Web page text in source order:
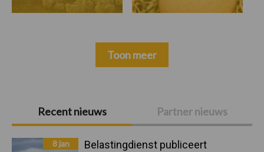
Primaire
Sidebar
Recent nieuws Partner nieuws
8 jan
Belastingdienst publiceert
Toon meer